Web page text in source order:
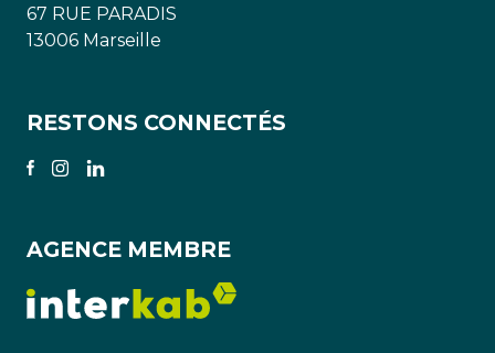
67 RUE PARADIS
13006 Marseille
RESTONS CONNECTÉS
AGENCE MEMBRE